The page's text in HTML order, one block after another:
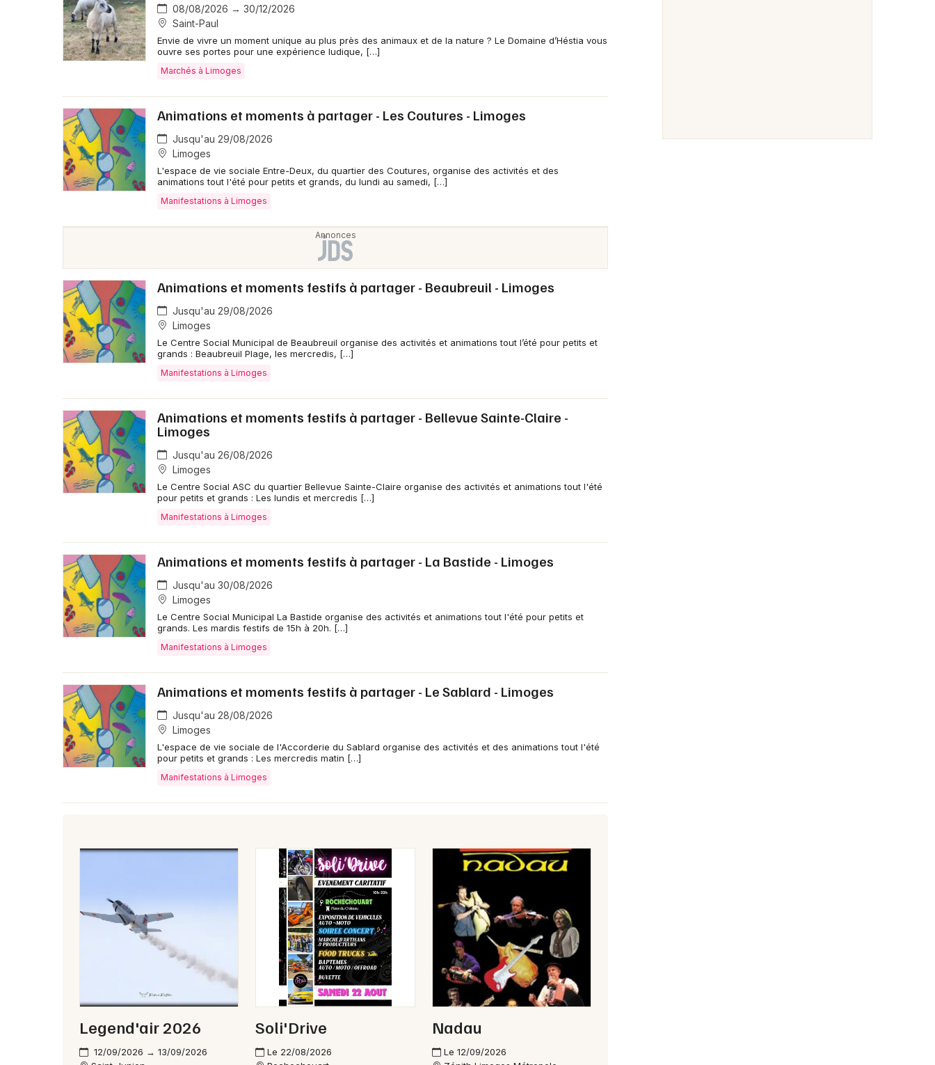
08/08/2026 → 30/12/2026
Saint-Paul
Envie de vivre un moment unique au plus près des animaux et de la nature ? Le Domaine d’Héstia vous
ouvre ses portes pour une expérience ludique, […]
Marchés à Limoges
Animations et moments à partager - Les Coutures - Limoges
Jusqu'au 29/08/2026
Limoges
L'espace de vie sociale Entre-Deux, du quartier des Coutures, organise des activités et des
animations tout l'été pour petits et grands, du lundi au samedi, […]
Manifestations à Limoges
Animations et moments festifs à partager - Beaubreuil - Limoges
Jusqu'au 29/08/2026
Limoges
Le Centre Social Municipal de Beaubreuil organise des activités et animations tout l’été pour petits et
grands : Beaubreuil Plage, les mercredis, […]
Manifestations à Limoges
Animations et moments festifs à partager - Bellevue Sainte-Claire -
Limoges
Jusqu'au 26/08/2026
Limoges
Le Centre Social ASC du quartier Bellevue Sainte-Claire organise des activités et animations tout l'été
pour petits et grands : Les lundis et mercredis […]
Manifestations à Limoges
Animations et moments festifs à partager - La Bastide - Limoges
Jusqu'au 30/08/2026
Limoges
Le Centre Social Municipal La Bastide organise des activités et animations tout l'été pour petits et
grands. Les mardis festifs de 15h à 20h. […]
Manifestations à Limoges
Animations et moments festifs à partager - Le Sablard - Limoges
Jusqu'au 28/08/2026
Limoges
L'espace de vie sociale de l'Accorderie du Sablard organise des activités et des animations tout l'été
pour petits et grands : Les mercredis matin […]
Manifestations à Limoges
Legend'air 2026
12/09/2026 → 13/09/2026
Soli'Drive
Le 22/08/2026
Nadau
Le 12/09/2026